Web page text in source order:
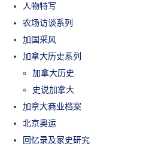
人物特写
农场访谈系列
加国采风
加拿大历史系列
加拿大历史
史说加拿大
加拿大商业档案
北京奥运
回忆录及家史研究